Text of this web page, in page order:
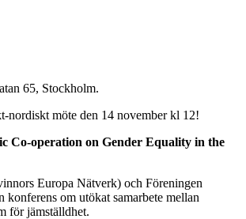
65, Stockholm.
nordiskt möte den 14 november kl 12!
Co-operation on Gender Equality in the
Europa Nätverk) och Föreningen
konferens om utökat samarbete mellan
för jämställdhet.